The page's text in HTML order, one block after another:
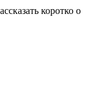
коротко о